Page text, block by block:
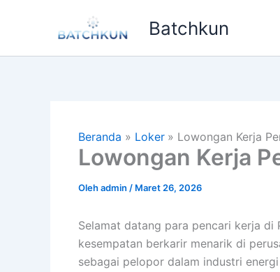
Batchkun
Beranda Loker Lowongan Kerja
Lowongan Kerja
Olehadmin / Maret 26, 2026
Selamat datang para pencari kerja di
kesempatan berkarir menarik di
sebagai pelopor dalam industri